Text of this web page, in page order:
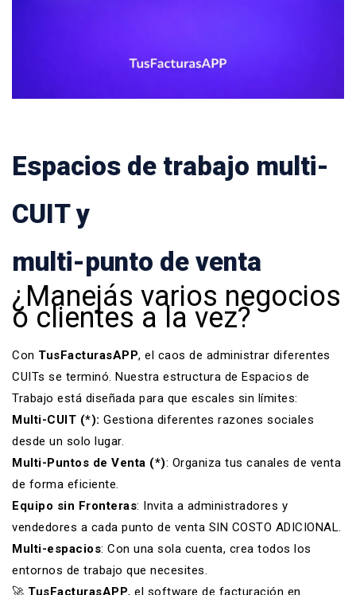
Espacios de trabajo multi-
CUIT y
multi-punto de venta
¿Manejás varios negocios
o clientes a la vez?
Con TusFacturasAPP, el caos de administrar diferentes
CUITs se terminó. Nuestra estructura de Espacios de
Trabajo está diseñada para que escales sin límites:
Multi-CUIT (*): Gestiona diferentes razones sociales
desde un solo lugar.
Multi-Puntos de Venta (*): Organiza tus canales de venta
de forma eficiente.
Equipo sin Fronteras: Invita a administradores y
vendedores a cada punto de venta SIN COSTO ADICIONAL.
Multi-espacios: Con una sola cuenta, crea todos los
entornos de trabajo que necesites.
🚀 TusFacturasAPP, el software de facturación en